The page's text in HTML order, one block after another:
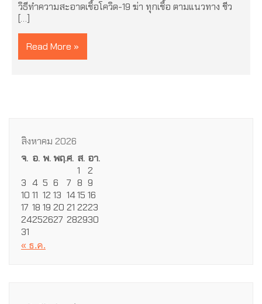
วิธีทำความสะอาดเชื้อโควิด-19 ฆ่า ทุกเชื้อ ตามแนวทาง ชีว
[…]
Read More »
สิงหาคม 2026
จ. อ. พ.พฤ.ศ. ส. อา.
1
2
3 4 5 6 7 8 9
10 11 12 13 1415 16
17 18 19 20 21 2223
24252627 282930
31
« ธ.ค.